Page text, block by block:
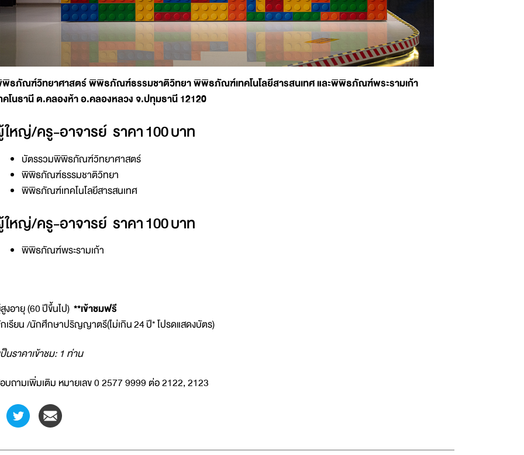
ธภัณฑ์วิทยาศาสตร์ พิพิธภัณฑ์ธรรมชาติวิทยา พิพิธภัณฑ์เทคโนโลยีสารสนเทศ และพิพิธภัณฑ์พระรามเก้า
คโนธานี ต.คลองห้า อ.คลองหลวง จ.ปทุมธานี 12120
หญ่/ครู-อาจารย์ ราคา 100 บาท
บัตรรวมพิพิธภัณฑ์วิทยาศาสตร์
พิพิธภัณฑ์ธรรมชาติวิทยา
พิพิธภัณฑ์เทคโนโลยีสารสนเทศ
หญ่/ครู-อาจารย์ ราคา 100 บาท
พิพิธภัณฑ์พระรามเก้า
งอายุ (60 ปีขึ้นไป) **เข้าชมฟรี
เรียน /นักศึกษาปริญญาตรี(ไม่เกิน 24 ปี* โปรดแสดงบัตร)
ป็นราคาเข้าชม: 1 ท่าน
บถามเพิ่มเติม หมายเลข 0 2577 9999 ต่อ 2122, 2123